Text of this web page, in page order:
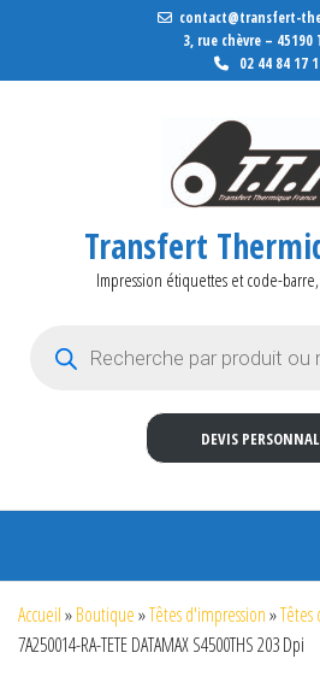
contact@transfert-
3, rue chèvre – 45190
02 44 84 17
Transfert
Impression étiquettes et code-
DEVIS
Accueil»Boutique»Têtes d'impression»Têtes
7A250014-RA-TETE DATAMAX S4500THS 203 Dpi